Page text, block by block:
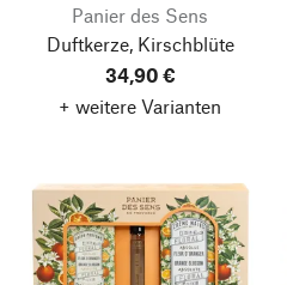
Panier des Sens
Duftkerze, Kirschblüte
34,90 €
+ weitere Varianten